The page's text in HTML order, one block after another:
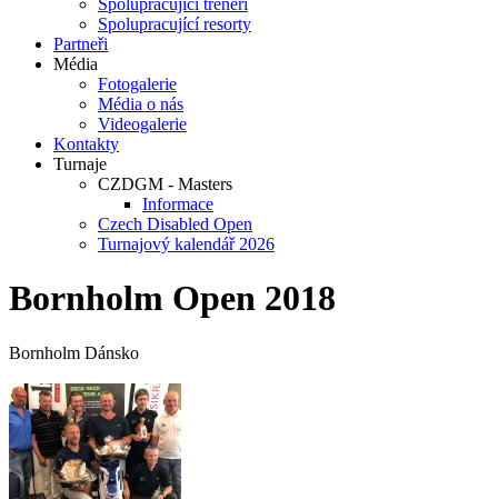
Spolupracující trenéři
Spolupracující resorty
Partneři
Média
Fotogalerie
Média o nás
Videogalerie
Kontakty
Turnaje
CZDGM - Masters
Informace
Czech Disabled Open
Turnajový kalendář 2026
Bornholm Open 2018
Bornholm Dánsko